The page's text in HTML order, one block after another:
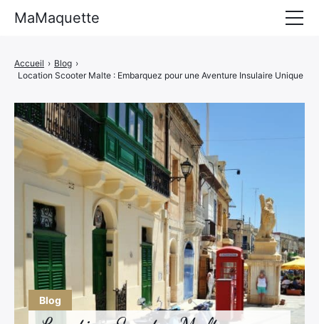
Blog
Accueil › Blog ›
Location Scooter Malte : Embarquez pour une Aventure Insulaire Unique
MaMaquette